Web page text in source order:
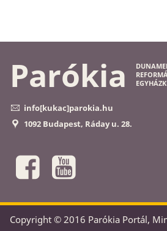
Parókia
info[kukac]parokia.hu
1092 Budapest, Ráday u. 28.
Copyright © 2016 Parókia Portál,